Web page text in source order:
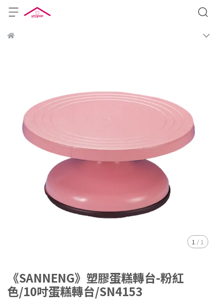
1 / 1
《SANNENG》塑膠蛋糕轉台-粉紅
色/10吋蛋糕轉台/SN4153